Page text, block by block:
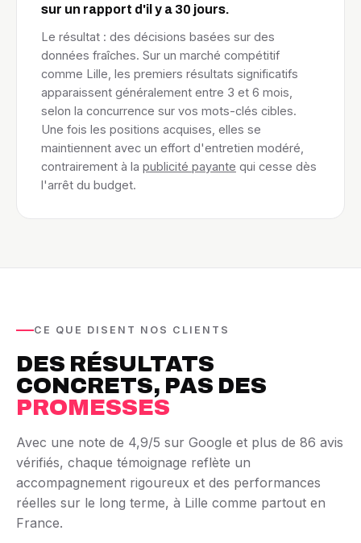
sur un rapport d'il y a 30 jours.
Le résultat : des décisions basées sur des
données fraîches. Sur un marché compétitif
comme Lille, les premiers résultats significatifs
apparaissent généralement entre 3 et 6 mois,
selon la concurrence sur vos mots-clés cibles.
Une fois les positions acquises, elles se
maintiennent avec un effort d'entretien modéré,
contrairement à la publicité payante qui cesse dès
l'arrêt du budget.
CE QUE DISENT NOS CLIENTS
DES RÉSULTATS
CONCRETS, PAS DES
PROMESSES
Avec une note de 4,9/5 sur Google et plus de 86 avis
vérifiés, chaque témoignage reflète un
accompagnement rigoureux et des performances
réelles sur le long terme, à Lille comme partout en
France.